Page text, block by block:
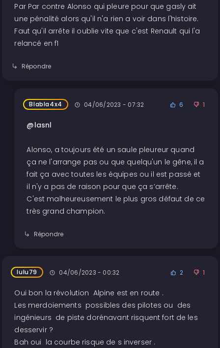
Par Par contre Alonso qui pleure pour que gasly ait
une pénalité alors qu'il n'a rien a voir dans l'histoire.
Faut qu'il arrête il oublie vite que c'est Renault qui l'a
relancé en f1
Répondre
Blabla4x4 04/06/2023 - 07:32 6 1
@lasnl
Alonso, a toujours été un saule pleureur quand
ça ne l'arrange pas ou que quelqu'un le gêne, il a
fait ça avec toutes les équipes ou il est passé et
il n'y a pas de raison pour que ça s’arrête.
C'est malheureusement le plus gros défaut de ce
très grand champion.
Répondre
lulu79 04/06/2023 - 00:32 2 1
Oui bon la révolution Alpine est en route .
Les merdoiements possibles des pilotes ou des
ingénieurs de piste dorénavant risquent fort de les
desservir ?
Bah oui la courbe risque de s inverser .